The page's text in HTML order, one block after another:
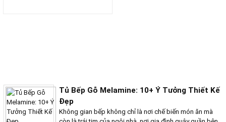
BẾP HỒNG NGOẠI BỐN BẾP
LÒ NƯỚNG
NỒI TỪ
THIẾT KẾ NỘI THẤT NGUYÊN CĂN
Tủ Bếp Gỗ Melamine: 10+ Ý Tưởng Thiết Kế
Đẹp
Không gian bếp không chỉ là nơi chế biến món ăn mà